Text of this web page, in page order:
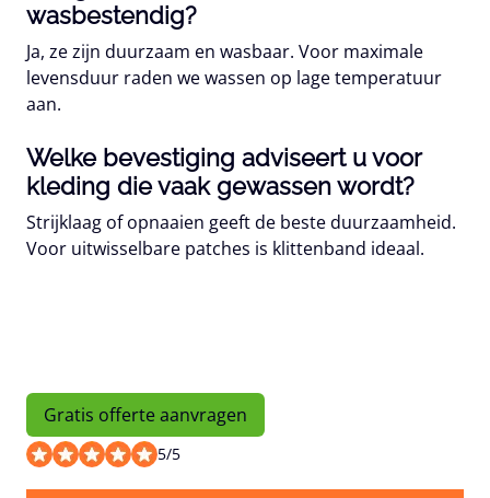
wasbestendig?
Ja, ze zijn duurzaam en wasbaar. Voor maximale
levensduur raden we wassen op lage temperatuur
aan.
Welke bevestiging adviseert u voor
kleding die vaak gewassen wordt?
Strijklaag of opnaaien geeft de beste duurzaamheid.
Voor uitwisselbare patches is klittenband ideaal.
Gratis offerte aanvragen
5/5